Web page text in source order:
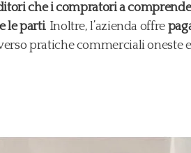
che i compratori a
le parti. Inoltre, l’azienda offre
pratiche commerciali oneste e